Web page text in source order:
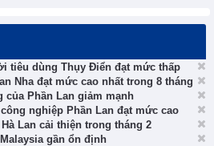
tiêu dùng Thụy Điển đạt mức thấp
Nha đạt mức cao nhất trong 8 tháng
Phần Lan giảm mạnh
nghiệp Phần Lan đạt mức cao
Lan cải thiện trong tháng 2
gần ổn định